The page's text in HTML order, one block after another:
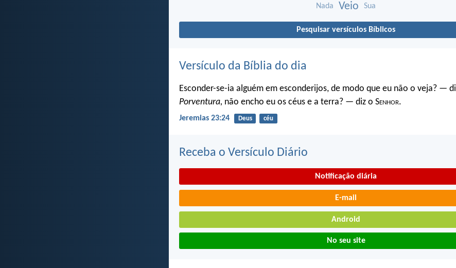
Nada Veio Sua
Pesquisar versículos Bíblicos
Versículo da Bíblia do dia
Esconder-se-ia alguém em esconderijos, de modo que eu não o veja? —
Porventura, não encho eu os céus e a terra? — diz o Senhor.
Jeremias 23:24 Deus céu
Receba o Versículo Diário
Notificação diária
E-mail
Android
No seu site